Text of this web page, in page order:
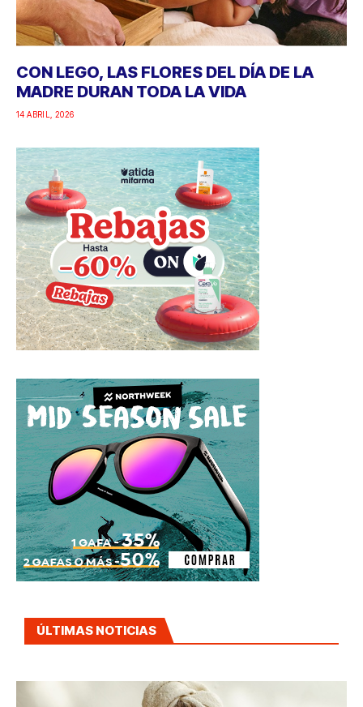
CON LEGO, LAS FLORES DEL DÍA DE LA
MADRE DURAN TODA LA VIDA
14 ABRIL, 2026
ÚLTIMAS NOTICIAS